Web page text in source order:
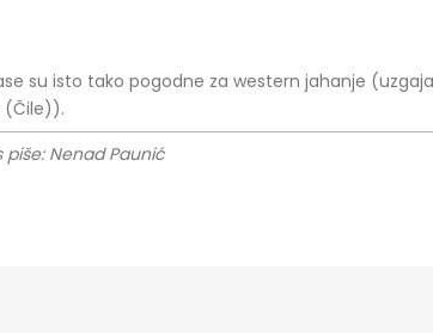
su isto tako pogodne za western jahanje
(Čile)).
piše: Nenad Paunić